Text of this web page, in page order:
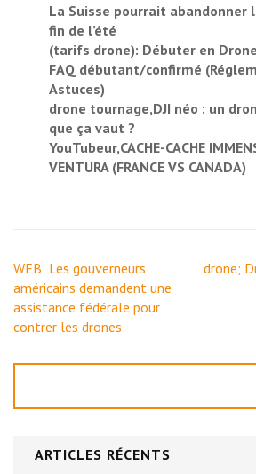
La Suisse pourrait abandonner
fin de l’été
(tarifs drone): Débuter en
FAQ débutant/confirmé
Astuces)
drone tournage,DJI néo : un
que ça vaut ?
YouTubeur,CACHE-CACHE
VENTURA (FRANCE VS CANADA)
Navigation
de
l’article
WEB: Les gouverneurs
américains demandent une
assistance fédérale pour
contrer les drones
drone;
ARTICLES RÉCENTS